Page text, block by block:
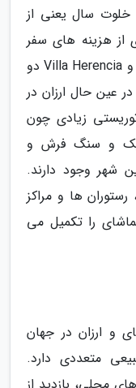
سال یعنی از
از هزینه های سفر
شما را کاهش می دهد. هتل کازابلانکا و Villa Herencia دو
عین حال ارزان در
زیادی چون
و سنگ فرش و
شهر وجود دارند.
رستوران ها و مراکز
را تکمیل می
و ارزان در جهان
متعددی دارد.